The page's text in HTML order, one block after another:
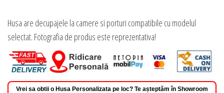
Husa are decupajele la camere si porturi compatibile cu modelul
selectat. Fotografia de produs este reprezentativa!
Vrei sa obtii o Husa Personalizata pe loc? Te așteptăm în Showroom